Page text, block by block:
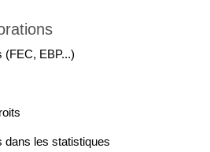
(FEC, EBP...)
dans les statistiques